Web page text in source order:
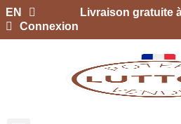
EN
Livraison gratuite
Connexion